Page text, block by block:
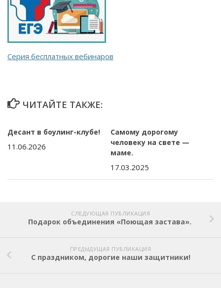
Серия бесплатных вебинаров
ЧИТАЙТЕ ТАКЖЕ:
Десант в боулинг-клубе!
11.06.2026
Самому дорогому
человеку на свете —
маме.
17.03.2025
СЛЕДУЮЩАЯ ПУБЛИКАЦИЯ
Подарок объединения «Поющая застава».
ПРЕДЫДУЩАЯ ПУБЛИКАЦИЯ
С праздником, дорогие наши защитники!